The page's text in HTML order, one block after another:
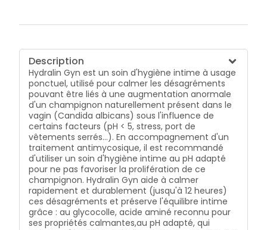
Description
Hydralin Gyn est un soin d'hygiène intime à usage
ponctuel, utilisé pour calmer les désagréments
pouvant être liés à une augmentation anormale
d'un champignon naturellement présent dans le
vagin (Candida albicans) sous l'influence de
certains facteurs (pH < 5, stress, port de
vêtements serrés...). En accompagnement d'un
traitement antimycosique, il est recommandé
d'utiliser un soin d'hygiène intime au pH adapté
pour ne pas favoriser la prolifération de ce
champignon. Hydralin Gyn aide à calmer
rapidement et durablement (jusqu'à 12 heures)
ces désagréments et préserve l'équilibre intime
grâce : au glycocolle, acide aminé reconnu pour
ses propriétés calmantes,au pH adapté, qui